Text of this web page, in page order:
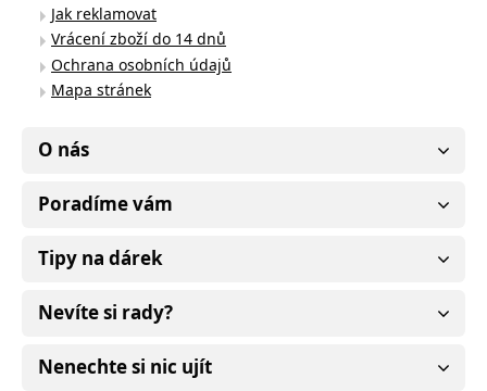
Jak reklamovat
Vrácení zboží do 14 dnů
Ochrana osobních údajů
Mapa stránek
O nás
Poradíme vám
Tipy na dárek
Nevíte si rady?
Nenechte si nic ujít